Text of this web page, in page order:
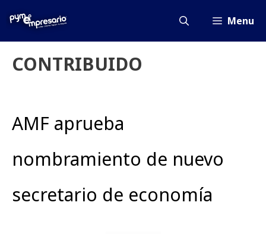
Menu
CONTRIBUIDO
AMF aprueba
nombramiento de nuevo
secretario de economía